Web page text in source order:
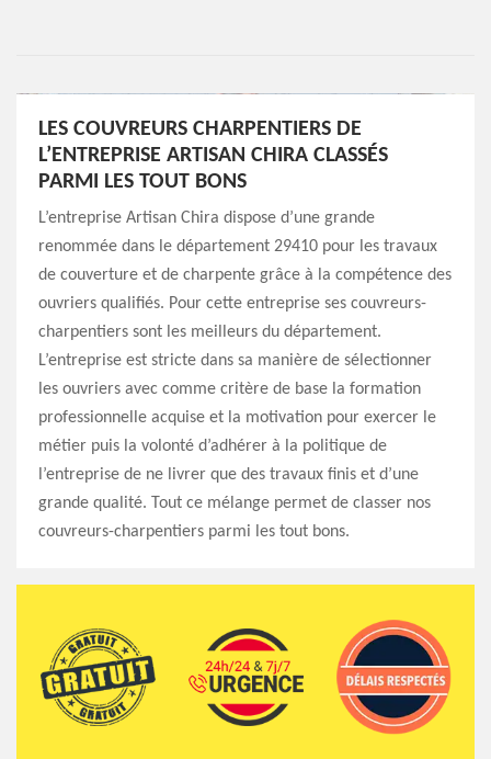
LES COUVREURS CHARPENTIERS DE
L’ENTREPRISE ARTISAN CHIRA CLASSÉS
PARMI LES TOUT BONS
L’entreprise Artisan Chira dispose d’une grande
renommée dans le département 29410 pour les travaux
de couverture et de charpente grâce à la compétence des
ouvriers qualifiés. Pour cette entreprise ses couvreurs-
charpentiers sont les meilleurs du département.
L’entreprise est stricte dans sa manière de sélectionner
les ouvriers avec comme critère de base la formation
professionnelle acquise et la motivation pour exercer le
métier puis la volonté d’adhérer à la politique de
l’entreprise de ne livrer que des travaux finis et d’une
grande qualité. Tout ce mélange permet de classer nos
couvreurs-charpentiers parmi les tout bons.